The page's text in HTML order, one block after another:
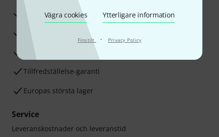
Vägra cookies Ytterligare information
Finstilt · Privacy Policy
30 dagars öppet köp
Råd från våra sak-experter
Tillfredställelse-garanti
Europas största lager
Service
Leveranskostnader och leveranstid